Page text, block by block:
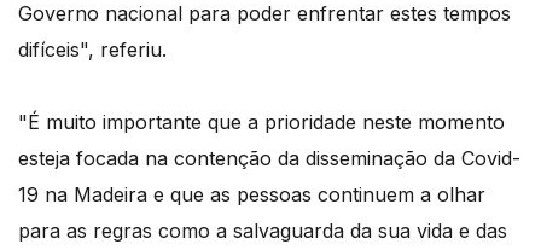
Governo nacional para poder enfrentar estes tempos
difíceis", referiu.
"É muito importante que a prioridade neste momento
esteja focada na contenção da disseminação da Covid-
19 na Madeira e que as pessoas continuem a olhar
para as regras como a salvaguarda da sua vida e das